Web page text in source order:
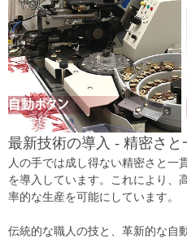
最新技術の導入 - 精密さと
人の手では成し得ない精密さと一
を導入しています。これにより、
率的な生産を可能にしています。
伝統的な職人の技と、革新的な自